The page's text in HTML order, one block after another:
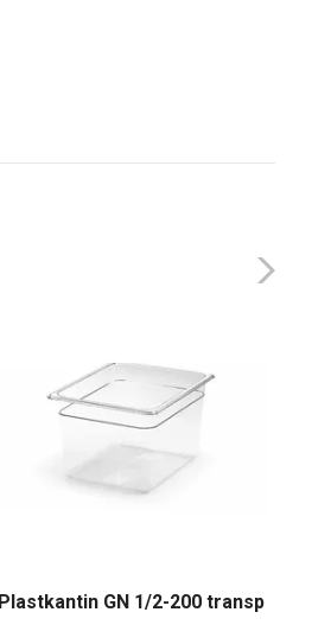
Plastkantin GN 1/2-200 transp